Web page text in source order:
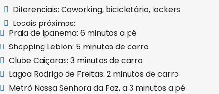
Diferenciais: Coworking, bicicletário, lockers
Locais próximos:
Praia de Ipanema: 6 minutos a pé
Shopping Leblon: 5 minutos de carro
Clube Caiçaras: 3 minutos de carro
Lagoa Rodrigo de Freitas: 2 minutos de carro
Metrô Nossa Senhora da Paz, a 3 minutos a pé